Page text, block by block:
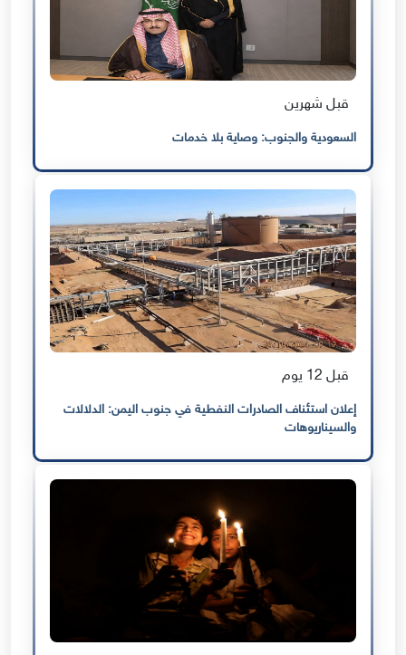
قبل شهرين
السعودية والجنوب: وصاية بلا خدمات
قبل 12 يوم
إعلان استئناف الصادرات النفطية في جنوب اليمن: الدلالات
والسيناريوهات